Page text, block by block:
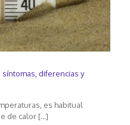
diferencias y
es habitual
de calor […]